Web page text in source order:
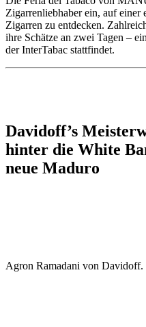
Zigarrenliebhaber ein, auf einer
Zigarren zu entdecken.
ihre Schätze an zwei Tagen –
der InterTabac stattfindet.
Davidoff’s
hinter die White
neue Maduro
Agron Ramadani von Davidoff.